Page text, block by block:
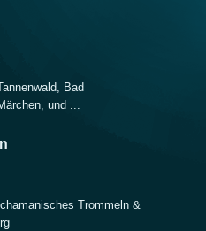
Bad
und ...
Trommeln &